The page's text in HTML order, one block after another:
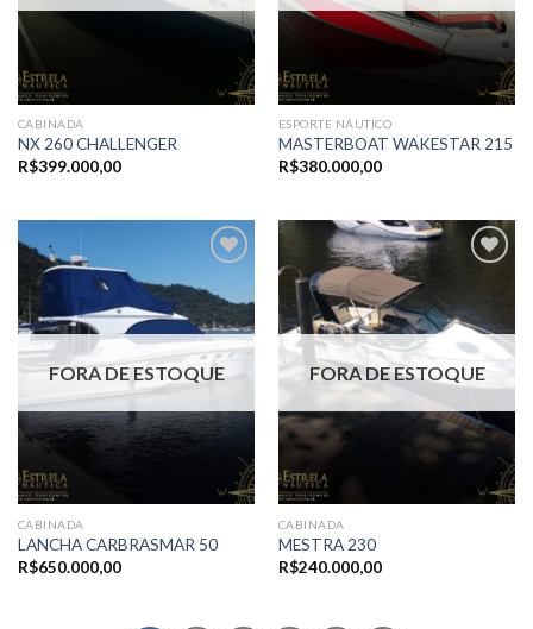
CABINADA
NX 260 CHALLENGER
R$399.000,00
ESPORTE NÁUTICO
MASTERBOAT WAKESTAR 215
R$380.000,00
Adicionar
aos meus
favoritos
FORA DE ESTOQUE
CABINADA
LANCHA CARBRASMAR 50
R$650.000,00
Adicionar
aos meus
favoritos
FORA DE ESTOQUE
CABINADA
MESTRA 230
R$240.000,00